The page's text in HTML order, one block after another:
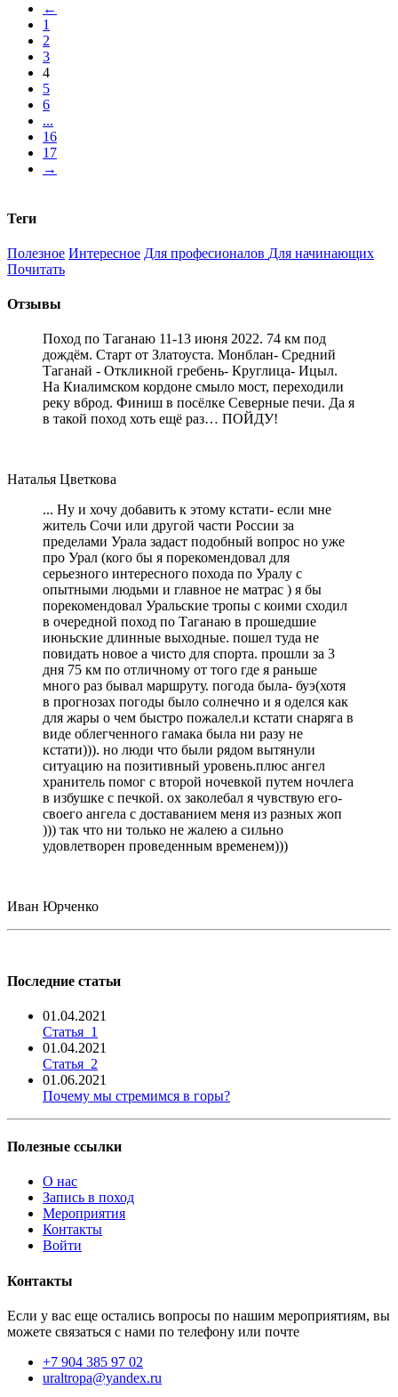
←
1
2
3
4
5
6
...
16
17
→
Теги
Полезное Интересное Для професионалов Для начинающих
Почитать
Отзывы
Поход по Таганаю 11-13 июня 2022. 74 км под
дождём. Старт от Златоуста. Монблан- Средний
Таганай - Откликной гребень- Круглица- Ицыл.
На Киалимском кордоне смыло мост, переходили
реку вброд. Финиш в посёлке Северные печи. Да я
в такой поход хоть ещё раз… ПОЙДУ!
Наталья Цветкова
... Ну и хочу добавить к этому кстати- если мне
житель Сочи или другой части России за
пределами Урала задаст подобный вопрос но уже
про Урал (кого бы я порекомендовал для
серьезного интересного похода по Уралу с
опытными людьми и главное не матрас ) я бы
порекомендовал Уральские тропы с коими сходил
в очередной поход по Таганаю в прошедшие
июньские длинные выходные. пошел туда не
повидать новое а чисто для спорта. прошли за 3
дня 75 км по отличному от того где я раньше
много раз бывал маршруту. погода была- буэ(хотя
в прогнозах погоды было солнечно и я оделся как
для жары о чем быстро пожалел.и кстати снаряга в
виде облегченного гамака была ни разу не
кстати))). но люди что были рядом вытянули
ситуацию на позитивный уровень.плюс ангел
хранитель помог с второй ночевкой путем ночлега
в избушке с печкой. ох заколебал я чувствую его-
своего ангела с доставанием меня из разных жоп
))) так что ни только не жалею а сильно
удовлетворен проведенным временем)))
Иван Юрченко
Последние статьи
01.04.2021
Статья_1
01.04.2021
Статья_2
01.06.2021
Почему мы стремимся в горы?
Полезные ссылки
О нас
Запись в поход
Мероприятия
Контакты
Войти
Контакты
Если у вас еще остались вопросы по нашим мероприятиям, вы
можете связаться с нами по телефону или почте
+7 904 385 97 02
uraltropa@yandex.ru